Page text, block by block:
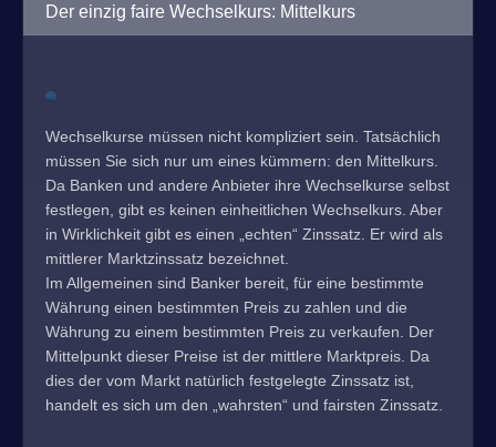
Der einzig faire Wechselkurs: Mittelkurs
Wechselkurse müssen nicht kompliziert sein. Tatsächlich
müssen Sie sich nur um eines kümmern: den Mittelkurs.
Da Banken und andere Anbieter ihre Wechselkurse selbst
festlegen, gibt es keinen einheitlichen Wechselkurs. Aber
in Wirklichkeit gibt es einen „echten“ Zinssatz. Er wird als
mittlerer Marktzinssatz bezeichnet.
Im Allgemeinen sind Banker bereit, für eine bestimmte
Währung einen bestimmten Preis zu zahlen und die
Währung zu einem bestimmten Preis zu verkaufen. Der
Mittelpunkt dieser Preise ist der mittlere Marktpreis. Da
dies der vom Markt natürlich festgelegte Zinssatz ist,
handelt es sich um den „wahrsten“ und fairsten Zinssatz.